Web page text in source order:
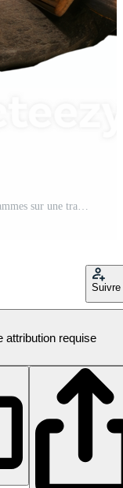
une vibrant feu de camp avec journaux et flammes sur une transparent Contexte PNG Pro
Suivre
attribution requise